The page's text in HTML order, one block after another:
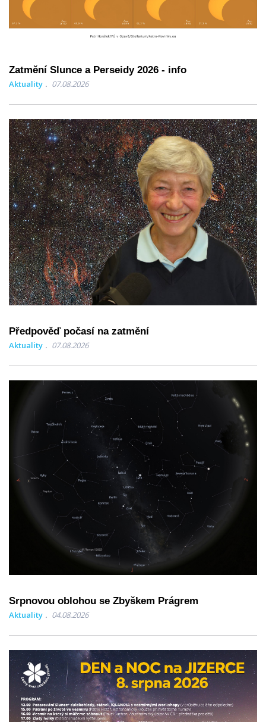
Zatmění Slunce a Perseidy 2026 - info
Aktuality 07.08.2026
Předpověď počasí na zatmění
Aktuality 07.08.2026
Srpnovou oblohou se Zbyškem Prágrem
Aktuality 04.08.2026